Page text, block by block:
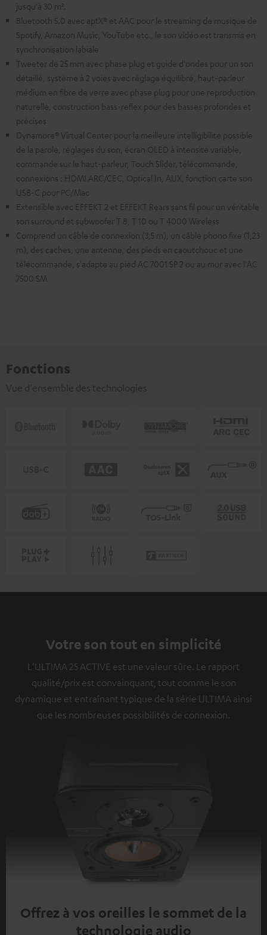
jusqu'à 30 m².
Bluetooth 5.0 avec aptX® et AAC pour le streaming de musique de
Spotify, Amazon Music, YouTube etc., le son vidéo est transmis en
synchronisation labiale
Tweeter de 25 mm avec phase plug et guide d'ondes pour un son
détaillé, système à 2 voies avec réglage équilibré, haut-parleur
médium en fibre de verre avec phase plug pour une reproduction
naturelle, construction bass-reflex pour des basses profondes et
précises
Dynamore® Virtual Center pour la meilleure intelligibilité possible
de la parole, réglages du son, écran OLED à intensité variable,
commande sur le haut-parleur, Touch Slider, télécommande,
connexions : HDMI ARC/CEC, Optical In, AUX, fonction carte son
USB-C pour PC/Mac
Extensible avec EFFEKT 2 et EFFEKT Rears sans fil pour un véritable
son surround et subwoofer T 8, T 10 ou T 4000 Wireless
Comprend un câble de connexion (3,5 m), un câble phono fixe (1,23
m), des caches, une antenne, des pieds en caoutchouc et une
télécommande, s'adapte au pied AC 7001 SP 2 ou au mur avec l'AC
7500 SM
Fonctions
Vue d'ensemble des technologies
Votre son tout en simplicité
L'ULTIMA 25 ACTIVE est une valeur sûre. Le rapport
qualité/prix est convainquant, tout comme le son
dynamique et entraînant typique de la série ULTIMA ainsi
que les nombreuses possibilités de connexion.
Offrez à vos oreilles le sommet de la
technologie audio